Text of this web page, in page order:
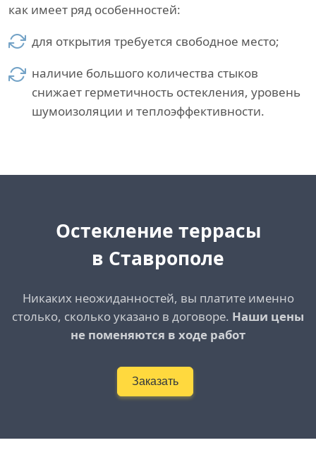
как имеет ряд особенностей:
для открытия требуется свободное место;
наличие большого количества стыков
снижает герметичность остекления, уровень
шумоизоляции и теплоэффективности.
Остекление террасы
в Ставрополе
Никаких неожиданностей, вы платите именно
столько, сколько указано в договоре. Наши цены
не поменяются в ходе работ
Заказать